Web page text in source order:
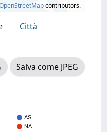
contributors.
Città
Salva come JPEG
AS
NA